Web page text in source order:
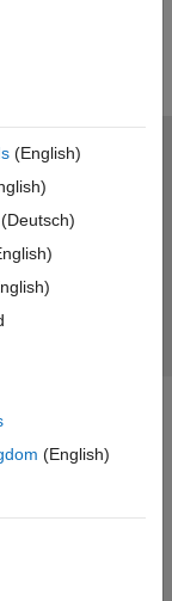
(English)
(Deutsch)
(English)
リシー
ス